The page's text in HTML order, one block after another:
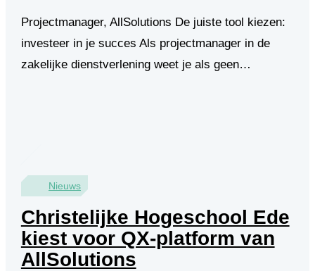
Projectmanager, AllSolutions De juiste tool kiezen:
investeer in je succes Als projectmanager in de
zakelijke dienstverlening weet je als geen…
Nieuws
Christelijke Hogeschool Ede
kiest voor QX-platform van
AllSolutions